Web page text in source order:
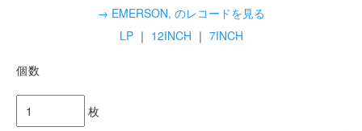
→ EMERSON, のレコードを見る
LP｜ 12INCH ｜ 7INCH
個数
枚